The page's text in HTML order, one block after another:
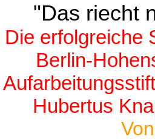
"Das riecht
Die erfolgreiche
Berlin-
Hubertus